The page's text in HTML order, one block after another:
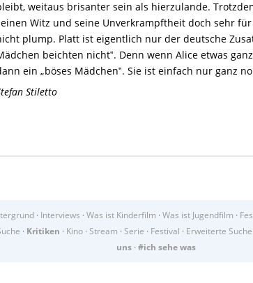
weitaus brisanter sein als hierzulande.
Witz und seine Unverkrampftheit doch sehr
plump. Platt ist eigentlich nur der deutsche
beichten nicht‟. Denn wenn Alice etwas
ein „böses Mädchen‟. Sie ist einfach nur ganz
tefan Stiletto
· Interviews · Was ist Kinderfilm · Was ist Jugendfilm ·
· Kritiken · Kino· Stream · Serie · Festival · Erweiterte Suche
uns · #ich sehe was